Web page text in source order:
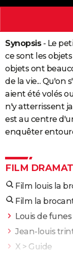
GUIDES D'ACHAT
BONS PLANS
CARTE DE VOEUX
Carte de Noël
Carte Bonne année
Carte Saint-Valentin
Carte Pâques
Carte d'anniversaire
DICTIONNAIRE
Dictionnaire
Biographies
Citations
Expressions
Proverbes
PROGRAMME TV
COPAINS D'AVANT
AVIS DE DÉCÈS
Bricolage
Lifestyle
Culture
Sport
Auto
Television
Voyage
Cinema
Synopsis- Le
ce sont les
objets ont
de la vie... Qu'on
aient été volés
n'y atterrissent
est au centre
enquêter
FILM
Film louis la
Film la
Louis de funes
Jean-louis
X > Guide